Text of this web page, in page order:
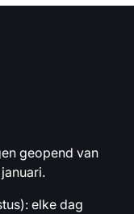
geopend van
elke dag